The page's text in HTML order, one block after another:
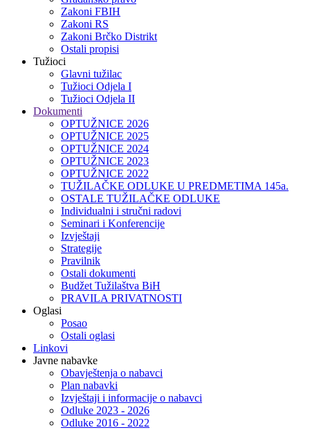
Zakoni FBIH
Zakoni RS
Zakoni Brčko Distrikt
Ostali propisi
Tužioci
Glavni tužilac
Tužioci Odjela I
Tužioci Odjela II
Dokumenti
OPTUŽNICE 2026
OPTUŽNICE 2025
OPTUŽNICE 2024
OPTUŽNICE 2023
OPTUŽNICE 2022
TUŽILAČKE ODLUKE U PREDMETIMA 145a.
OSTALE TUŽILAČKE ODLUKE
Individualni i stručni radovi
Seminari i Konferencije
Izvještaji
Strategije
Pravilnik
Ostali dokumenti
Budžet Tužilaštva BiH
PRAVILA PRIVATNOSTI
Oglasi
Posao
Ostali oglasi
Linkovi
Javne nabavke
Obavještenja o nabavci
Plan nabavki
Izvještaji i informacije o nabavci
Odluke 2023 - 2026
Odluke 2016 - 2022